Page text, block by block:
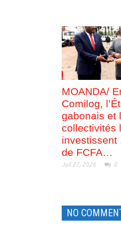
MOANDA/
Comilog,
gabonais et
collectivités
investissent
de FCFA…
Juil 27, 2026 0
NO